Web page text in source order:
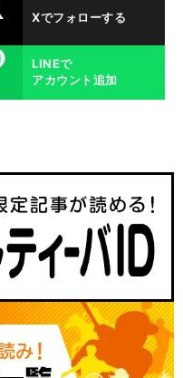
へ
Xでフォローする
LINEで
アカウント追加